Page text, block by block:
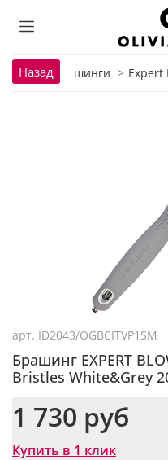
НазадБрашинги Expert
арт. ID2043/OGBCITVP1SM
Брашинг EXPERT
Bristles White&Grey
1 730 руб
Купить в 1 клик